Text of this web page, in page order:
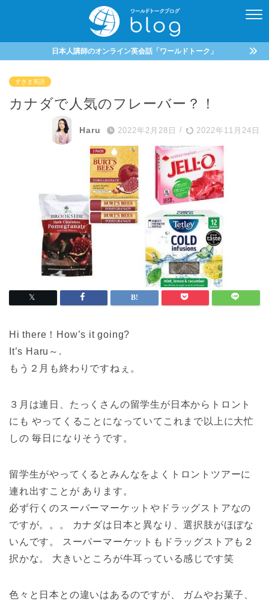
日本人講師のオンライン英会話「ワールドトーク」
すきま英語
カナダで人気のフレーバー？！
Haru 2022年2月28日 / 2022年11月24日
Hi there！How’s it going?
It’s Haru～.
もう２月も終わりですねぇ。
３月は連日、たっくさんの留学生が日本からトロント
にも やってくることになっていてこれまで以上に大忙
しの 毎日になりそうです。
留学生がやってくるとみんなをよくトロントツアーに
連れ出すことが あります。
必ず行くのスーパーマーケットやドラッグストアなの
ですが。。。 カナダは日本と異なり、選択肢がほぼな
いんです。 スーパーマーケットもドラッグストアも２
択かな。 大きいところが牛耳っている感じです笑
色々と日本との違いはあるのですが、 ガムやお菓子、